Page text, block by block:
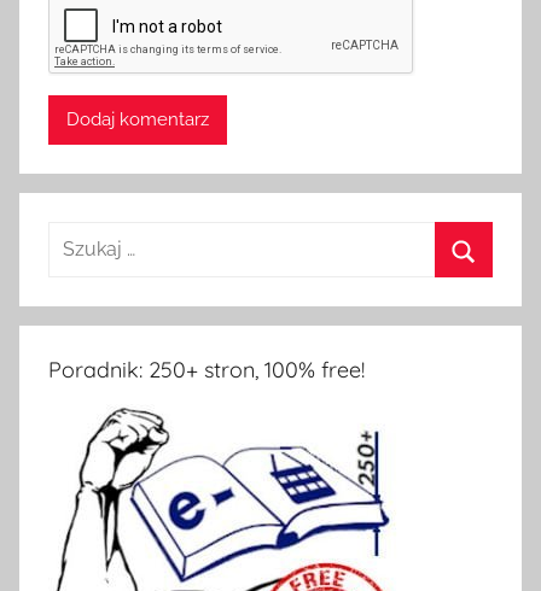
Poradnik: 250+ stron, 100% free!